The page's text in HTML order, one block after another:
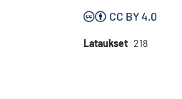
CC BY 4.0
Lataukset 218